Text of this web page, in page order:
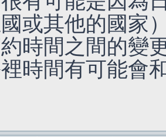
或其他的國家
時間之間的變
時間有可能會